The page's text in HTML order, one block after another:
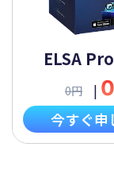
ELSA
0円 |
今すぐ申